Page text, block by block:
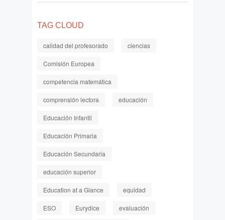
TAG CLOUD
calidad del profesorado ciencias
Comisión Europea
competencia matemática
comprensión lectora educación
Educación Infantil
Educación Primaria
Educación Secundaria
educación superior
Education at a Glance equidad
ESO Eurydice evaluación